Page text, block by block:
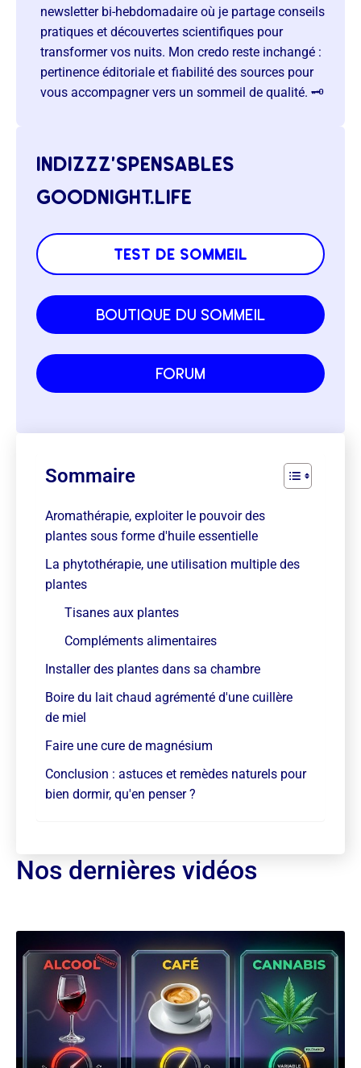
newsletter bi-hebdomadaire où je partage conseils
pratiques et découvertes scientifiques pour
transformer vos nuits. Mon credo reste inchangé :
pertinence éditoriale et fiabilité des sources pour
vous accompagner vers un sommeil de qualité. 🗝️
indizzz’spensables
goodnight.life
test de sommeil
boutique du sommeil
forum
Sommaire
Aromathérapie, exploiter le pouvoir des
plantes sous forme d'huile essentielle
La phytothérapie, une utilisation multiple des
plantes
Tisanes aux plantes
Compléments alimentaires
Installer des plantes dans sa chambre
Boire du lait chaud agrémenté d'une cuillère
de miel
Faire une cure de magnésium
Conclusion : astuces et remèdes naturels pour
bien dormir, qu'en penser ?
Nos dernières vidéos